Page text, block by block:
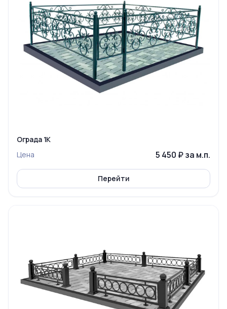
Ограда 1К
Цена
5 450 ₽ за м.п.
Перейти